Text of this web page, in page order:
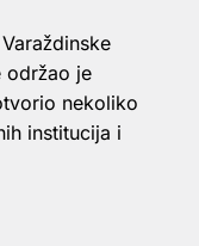
održao je
nekoliko
institucija i